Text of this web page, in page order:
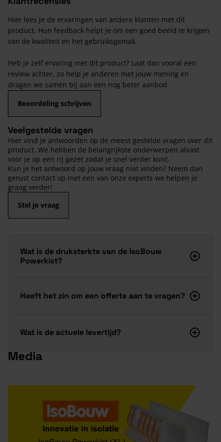
Hier lees je de ervaringen van andere klanten met dit
product. Hun feedback helpt je om een goed beeld te krijgen
van de kwaliteit en het gebruiksgemak.
Heb je zelf ervaring met dit product? Laat dan vooral een
review achter, zo help je anderen met jouw mening en
dragen we samen bij aan een nog beter aanbod.
Beoordeling schrijven
Veelgestelde vragen
Hier vind je antwoorden op de meest gestelde vragen over dit
product. We hebben de belangrijkste onderwerpen alvast
voor je op een rij gezet zodat je snel verder kunt.
Kun je het antwoord op jouw vraag niet vinden? Neem dan
gerust contact op met een van onze experts we helpen je
graag verder!
Stel je vraag
Wat is de druksterkte van de IsoBouw
Powerkist?
Heeft het zin om een offerte aan te vragen?
Wat is de actuele levertijd?
Media